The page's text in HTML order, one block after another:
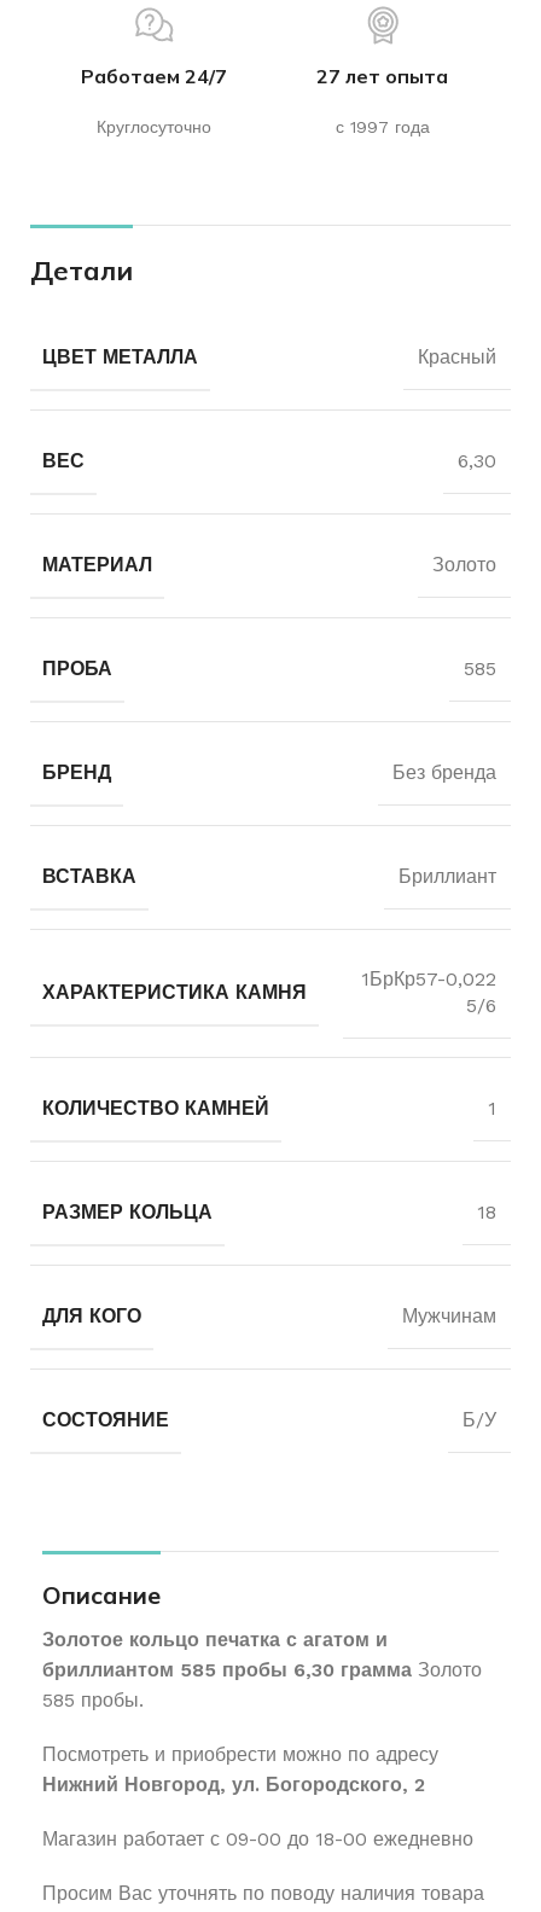
Работаем 24/7
Круглосуточно
27 лет опыта
с 1997 года
Детали
ЦВЕТ МЕТАЛЛА Красный
ВЕС 6,30
МАТЕРИАЛ Золото
ПРОБА 585
БРЕНД Без бренда
ВСТАВКА Бриллиант
ХАРАКТЕРИСТИКА КАМНЯ
1БрКр57-0,022
5/6
КОЛИЧЕСТВО КАМНЕЙ 1
РАЗМЕР КОЛЬЦА 18
ДЛЯ КОГО Мужчинам
СОСТОЯНИЕ Б/У
Описание
Золотое кольцо печатка с агатом и
бриллиантом 585 пробы 6,30 грамма Золото
585 пробы.
Посмотреть и приобрести можно по адресу
Нижний Новгород, ул. Богородского, 2
Магазин работает с 09-00 до 18-00 ежедневно
Просим Вас уточнять по поводу наличия товара